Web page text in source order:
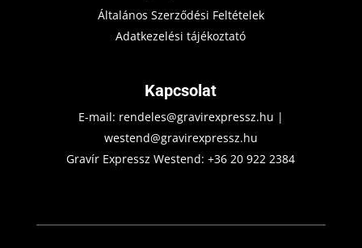
Általános Szerződési Feltételek
Adatkezelési tájékoztató
Kapcsolat
E-mail: rendeles@gravirexpressz.hu |
westend@gravirexpressz.hu
Gravír Expressz Westend:+36 20 922 2384